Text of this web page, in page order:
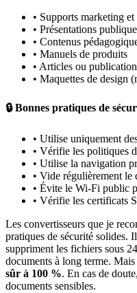
• Supports marketing et
• Présentations
• Contenus
• Manuels de produits
• Articles ou
• Maquettes de design
🔒 Bonnes pratiques de
• Utilise uniquement
• Vérifie les politiques
• Utilise la navigation
• Vide régulièrement le
• Évite le Wi-Fi public
• Vérifie les certificats
Les convertisseurs que je
pratiques de sécurité solides.
suppriment les fichiers sous
documents à long terme.
sûr à 100 %. En cas de
documents sensibles.